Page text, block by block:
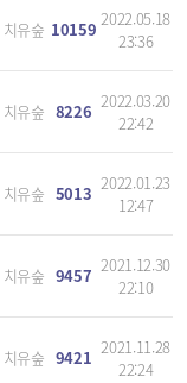
치유숲 10159 2022.05.18
23:36
치유숲 8226 2022.03.20
22:42
치유숲 5013 2022.01.23
12:47
치유숲 9457 2021.12.30
22:10
치유숲 9421 2021.11.28
22:24